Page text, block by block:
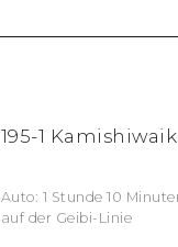
195-1
Auto: 1 Stunde 10
auf der Geibi-Linie